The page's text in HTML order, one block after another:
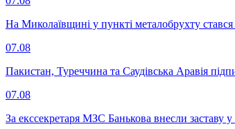
На Миколаївщині у пункті металобрухту
07.08
Пакистан, Туреччина та Саудівська Аравія
07.08
За екссекретаря МЗС Банькова внесли заставу